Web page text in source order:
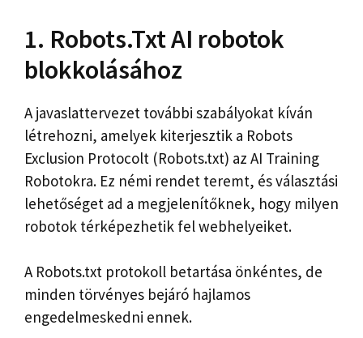
1. Robots.Txt AI robotok
blokkolásához
A javaslattervezet további szabályokat kíván
létrehozni, amelyek kiterjesztik a Robots
Exclusion Protocolt (Robots.txt) az AI Training
Robotokra. Ez némi rendet teremt, és választási
lehetőséget ad a megjelenítőknek, hogy milyen
robotok térképezhetik fel webhelyeiket.
A Robots.txt protokoll betartása önkéntes, de
minden törvényes bejáró hajlamos
engedelmeskedni ennek.